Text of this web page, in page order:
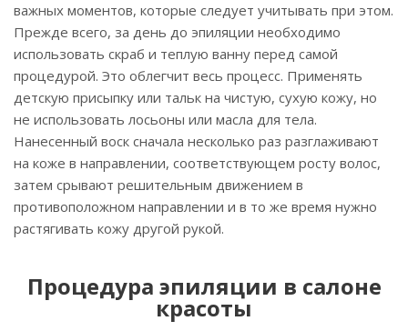
важных моментов, которые следует учитывать при этом.
Прежде всего, за день до эпиляции необходимо
использовать скраб и теплую ванну перед самой
процедурой. Это облегчит весь процесс. Применять
детскую присыпку или тальк на чистую, сухую кожу, но
не использовать лосьоны или масла для тела.
Нанесенный воск сначала несколько раз разглаживают
на коже в направлении, соответствующем росту волос,
затем срывают решительным движением в
противоположном направлении и в то же время нужно
растягивать кожу другой рукой.
Процедура эпиляции в салоне
красоты